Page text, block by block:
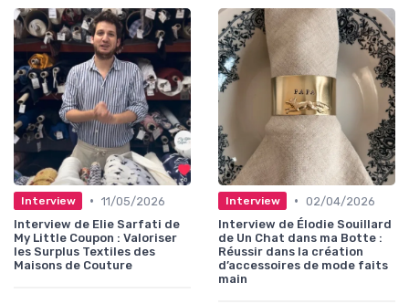
Interview • 11/05/2026
Interview de Elie Sarfati de
My Little Coupon : Valoriser
les Surplus Textiles des
Maisons de Couture
Interview • 02/04/2026
Interview de Élodie Souillard
de Un Chat dans ma Botte :
Réussir dans la création
d’accessoires de mode faits
main